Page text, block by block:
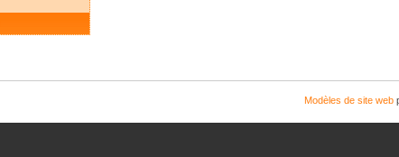
Modèles de site web